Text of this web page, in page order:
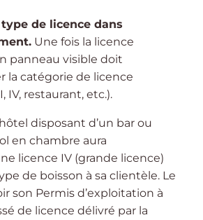
de licence dans
Une fois la licence
panneau visible doit
la catégorie de licence
IV, restaurant, etc.).
disposant d’un bar ou
en chambre aura
licence IV (grande licence)
de boisson à sa clientèle. Le
son Permis d’exploitation à
de licence délivré par la